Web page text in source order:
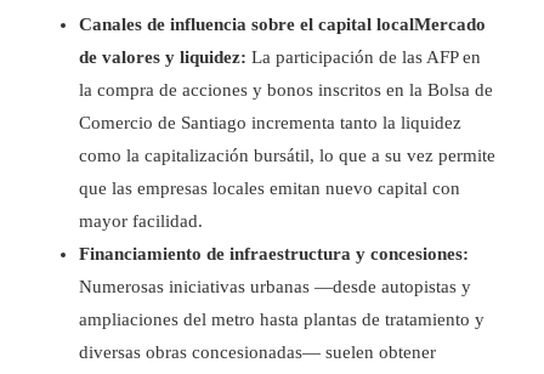
Canales de influencia sobre el capital localMercado
de valores y liquidez: La participación de las AFP en
la compra de acciones y bonos inscritos en la Bolsa de
Comercio de Santiago incrementa tanto la liquidez
como la capitalización bursátil, lo que a su vez permite
que las empresas locales emitan nuevo capital con
mayor facilidad.
Financiamiento de infraestructura y concesiones:
Numerosas iniciativas urbanas —desde autopistas y
ampliaciones del metro hasta plantas de tratamiento y
diversas obras concesionadas— suelen obtener